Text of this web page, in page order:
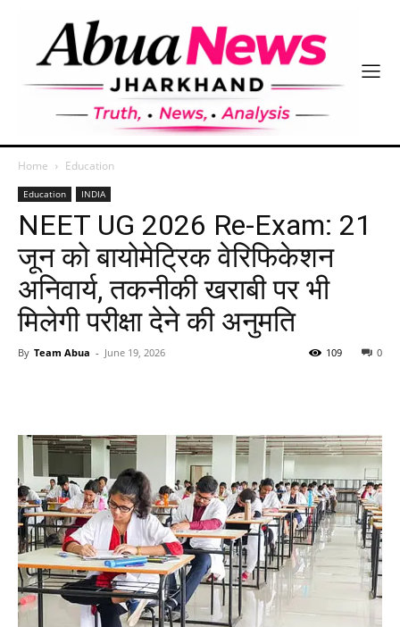
Home Education
Education INDIA
NEET UG 2026 Re-Exam: 21
जून को बायोमेट्रिक वेरिफिकेशन
अनिवार्य, तकनीकी खराबी पर भी
मिलेगी परीक्षा देने की अनुमति
By Team Abua - June 19, 2026 0
109